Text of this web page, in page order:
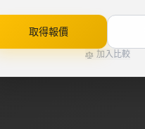
取得報價
加入比較